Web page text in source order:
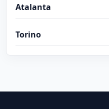
Atalanta
Torino